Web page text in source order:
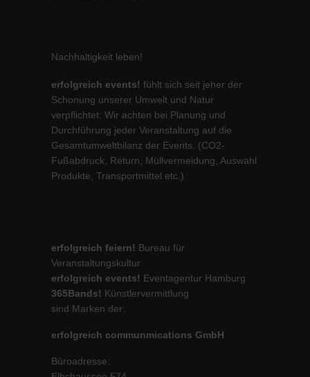
Nachhaltigkeit leben!
erfolgreich events! fühlt sich seit jeher der
Schonung unserer Umwelt und Natur
verpflichtet. Wir achten bei Planung und
Durchführung jeder Veranstaltung auf die
Gesamtumweltbilanz der Events. (CO2-
Fußabdruck, Return, Müllvermeidung, Auswahl
Produkte, Transportmittel etc.)
erfolgreich feiern! Bureau für
Veranstaltungskultur
erfolgreich events! Eventagentur Hamburg
365Bands! Künstlervermittlung
sind Marken der:
erfolgreich communmications GmbH
Büroadresse: